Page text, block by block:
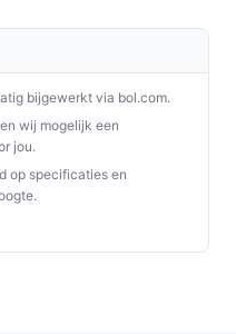
bijgewerkt via bol.com.
wij mogelijk een
jou.
op specificaties en